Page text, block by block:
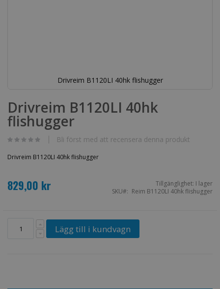
Drivreim B1120LI 40hk flishugger
till
början
av
bildgalleriet
Drivreim B1120LI 40hk
flishugger
Bli först med att recensera denna produkt
Drivreim B1120LI 40hk flishugger
829,00 kr Tillgänglighet: I lager
SKU
Reim B1120LI 40hk flishugger
Lägg till i kundvagn